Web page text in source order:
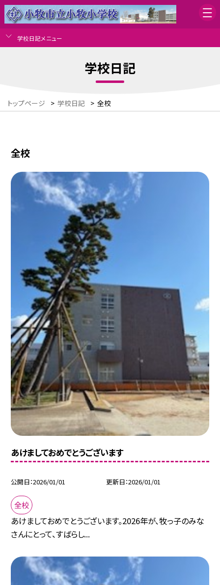
学校日記メニュー
学校日記
トップページ > 学校日記 > 全校
全校
あけましておめでとうございます
公開日 2026/01/01 更新日 2026/01/01
全校
あけましておめでとうございます。2026年が、牧っ子のみな
さんにとって、すばらし...